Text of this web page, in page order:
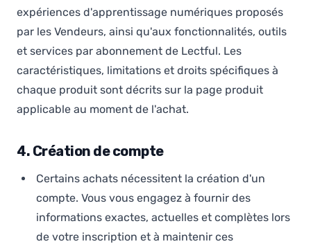
expériences d'apprentissage numériques proposés
par les Vendeurs, ainsi qu'aux fonctionnalités, outils
et services par abonnement de Lectful. Les
caractéristiques, limitations et droits spécifiques à
chaque produit sont décrits sur la page produit
applicable au moment de l'achat.
4. Création de compte
Certains achats nécessitent la création d'un
compte. Vous vous engagez à fournir des
informations exactes, actuelles et complètes lors
de votre inscription et à maintenir ces